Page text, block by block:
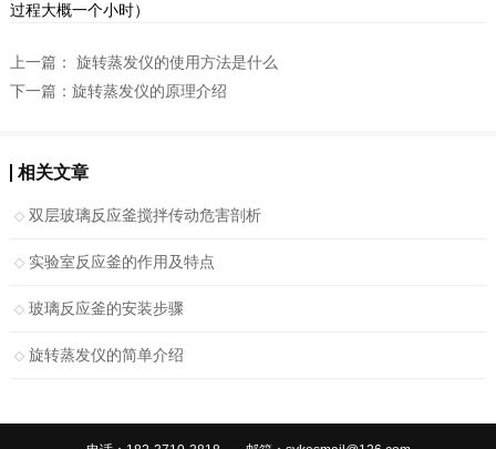
过程大概一个小时）
上一篇：
旋转蒸发仪的使用方法是什么
下一篇： 旋转蒸发仪的原理介绍
相关文章
双层玻璃反应釜搅拌传动危害剖析
实验室反应釜的作用及特点
玻璃反应釜的安装步骤
旋转蒸发仪的简单介绍